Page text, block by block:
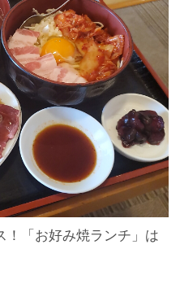
！「お好み焼ランチ」は